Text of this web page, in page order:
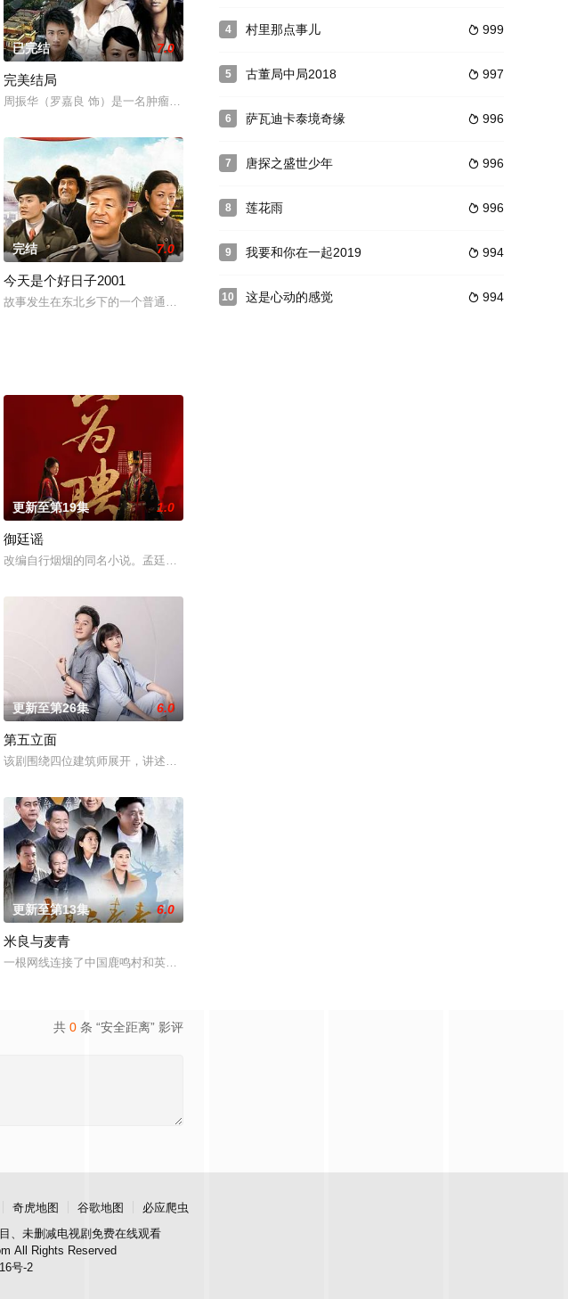
的快乐。加盟店业绩高涨，玉凤气焰嚣张，作威作福，为了沈家
盛传于世。当年陆绩郁林任满，取水道返乡，由于在任时从不收受财礼，任满返乡时行李轻简，轻舟
，追杀同门师妹白羽羽，屡次从白羽羽手下救了二皇子刘长歌。刘长歌对她一见倾心，聘请她当自己的护卫
已完结 7.0
完美结局
周振华（罗嘉良 饰）是一名肿瘤内科主治医师，和妻子陶琳（苏岩 饰）结婚多年，彼此之间感情依然十分亲
了顾小北，孙晓南，林一朵，李航、高天宇等等好朋友，孩子们
，村长受魑魅（苗海忠 饰）蛊惑横刀夺爱，星虎目睹爱人为救自己而死，一时急火攻心病倒，幸
（李乃文 饰）和女友一起参加高考，他对未来有着极其美好和文艺的设想，但是梦想往往和现实有着巨大差
完结 7.0
今天是个好日子2001
故事发生在东北乡下的一个普通村落——兴隆屯。 兴隆屯的陈满金家是一个比较典型的四世同堂的中国农民
手霍仙姑（陈瑶 饰）与九门诸人共赴冒险奇局。一桩401部队的神秘失踪事件，牵出百年尘
）为代表的冀北市公安刑警用自己 的超凡的智慧与过人的勇气，屡破奇案、勇 擒元凶的故事，展现了人民
更新至第19集 1.0
御廷谣
改编自行烟烟的同名小说。孟廷辉，大平王朝有史以来个以女子进士科三元及第入翰林院的奇女子。十年前
我喜欢你，哲学和生物学意义上的喜欢。”那个夜晚，他脸颊微热，还听见自己加速的心跳声……
（黄杨钿甜 饰），虽自小被父母忽视，在艰苦环境中长大，但她始终刻苦学习，憧憬未来。为此，苏琳苦练
更新至第26集 6.0
第五立面
该剧围绕四位建筑师展开，讲述了他们在中意合作项目中面对专业挑战与境外竞争，通过创新实践实现本土设
抗，虽引发哗然，却获赏识调任396旅一营营长。他激发
党中央指示，高景波、徐邵梁、孙希光和黄鹰等人开始筹备建立冀南银行，手艺人张宝田在共产党
业，实业报国的故事。甲午战争后，国家蒙羞，张謇虽高中状元，却渴望寻求强国之路。他毅然弃政从商，
更新至第13集 6.0
米良与麦青
一根网线连接了中国鹿鸣村和英国牛津，麦香通过视频向米良宣告：婚不结了。鹿鸣村开了锅，村民大骂麦
共 0 条 “安全距离” 影评
4  999
村里那点事儿
5  997
古董局中局2018
6  996
萨瓦迪卡泰境奇缘
7  996
唐探之盛世少年
8  996
莲花雨
9  994
我要和你在一起2019
10  994
这是心动的感觉
奇虎地图 谷歌地图
必应爬虫
、未删减电视剧免费在线观看
All Rights Reserved
号-2